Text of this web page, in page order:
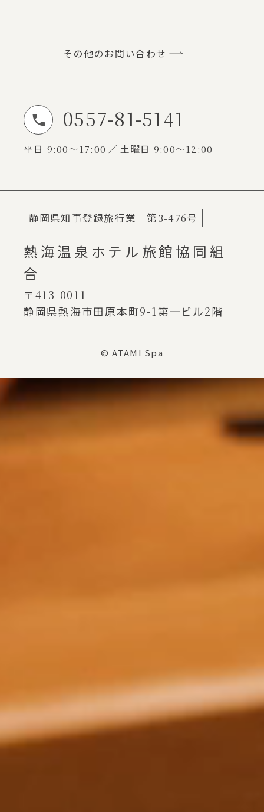
その他のお問い合わせ
お電話でのお問い合わせ
0557-81-5141
平日 9:00～17:00 土曜日 9:00～12:00
静岡県知事登録旅行業 第3-476号
熱海温泉ホテル旅館協同組
合
〒413-0011
静岡県熱海市田原本町9-1第一ビル2階
© ATAMI Spa